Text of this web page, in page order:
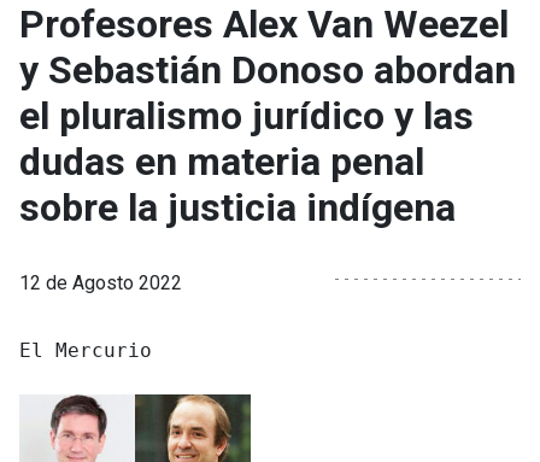
Profesores Alex Van Weezel
y Sebastián Donoso abordan
el pluralismo jurídico y las
dudas en materia penal
sobre la justicia indígena
12 de Agosto 2022
El Mercurio